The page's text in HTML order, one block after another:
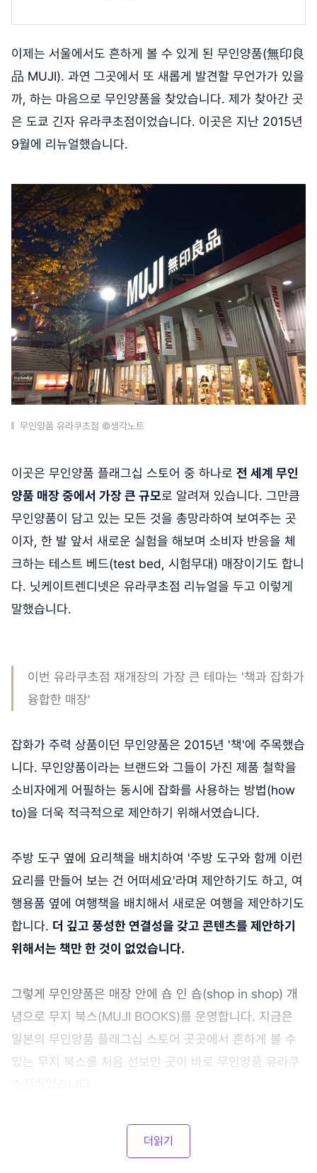
이제는 서울에서도 흔하게 볼 수 있게 된 무인양품(無印良
品 MUJI). 과연 그곳에서 또 새롭게 발견할 무언가가 있을
까, 하는 마음으로 무인양품을 찾았습니다. 제가 찾아간 곳
은 도쿄 긴자 유라쿠초점이었습니다. 이곳은 지난 2015년
9월에 리뉴얼했습니다.
무인양품 유라쿠초점 ©생각노트
이곳은 무인양품 플래그십 스토어 중 하나로 전 세계 무인
양품 매장 중에서 가장 큰 규모로 알려져 있습니다. 그만큼
무인양품이 담고 있는 모든 것을 총망라하여 보여주는 곳
이자, 한 발 앞서 새로운 실험을 해보며 소비자 반응을 체
크하는 테스트 베드(test bed, 시험무대) 매장이기도 합니
다. 닛케이트렌디넷은 유라쿠초점 리뉴얼을 두고 이렇게
말했습니다.
이번 유라쿠초점 재개장의 가장 큰 테마는 '책과 잡화가
융합한 매장'
잡화가 주력 상품이던 무인양품은 2015년 '책'에 주목했습
니다. 무인양품이라는 브랜드와 그들이 가진 제품 철학을
소비자에게 어필하는 동시에 잡화를 사용하는 방법(how
to)을 더욱 적극적으로 제안하기 위해서였습니다.
주방 도구 옆에 요리책을 배치하여 '주방 도구와 함께 이런
요리를 만들어 보는 건 어떠세요'라며 제안하기도 하고, 여
행용품 옆에 여행책을 배치해서 새로운 여행을 제안하기도
합니다. 더 깊고 풍성한 연결성을 갖고 콘텐츠를 제안하기
위해서는 책만 한 것이 없었습니다.
그렇게 무인양품은 매장 안에 숍 인 숍(shop in shop) 개
념으로 무지 북스(MUJI BOOKS)를 운영합니다. 지금은
일본의 무인양품 플래그십 스토어 곳곳에서 흔하게 볼 수
있는 무지 북스를 처음 선보인 곳이 바로 무인양품 유라쿠
더읽기